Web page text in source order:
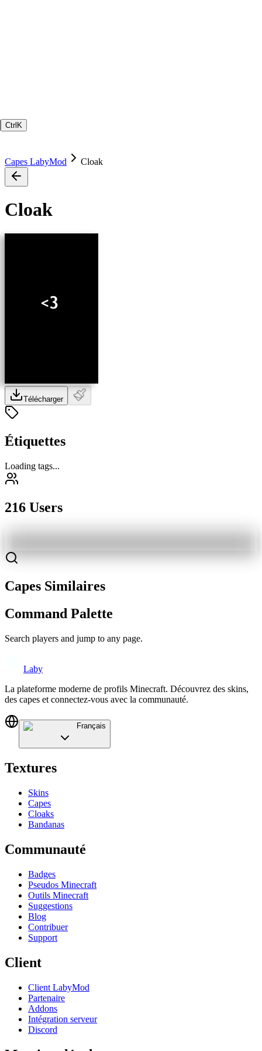
Ctrl K
Capes LabyMod Cloak
Cloak
Télécharger
Étiquettes
Loading tags...
216 Users
Capes Similaires
Command Palette
Search players and jump to any page.
Laby
La plateforme moderne de profils Minecraft. Découvrez des skins,
des capes et connectez-vous avec la communauté.
Français
Textures
Skins
Capes
Cloaks
Bandanas
Communauté
Badges
Pseudos Minecraft
Outils Minecraft
Suggestions
Blog
Contribuer
Support
Client
Client LabyMod
Partenaire
Addons
Intégration serveur
Discord